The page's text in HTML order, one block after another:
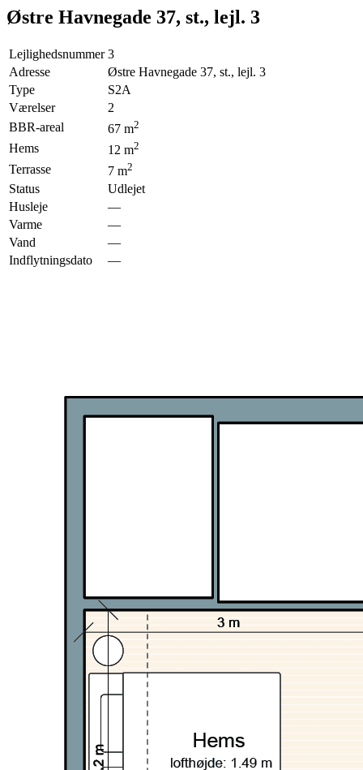
Østre Havnegade 37, st., lejl. 3
Lejlighedsnummer 3
Adresse
Østre Havnegade 37, st., lejl. 3
Type
S2A
Værelser
2
BBR-areal
67 m2
Hems 12 m2
Terrasse 7 m2
Status
Udlejet
Husleje
—
Varme
—
Vand
—
Indflytningsdato
—